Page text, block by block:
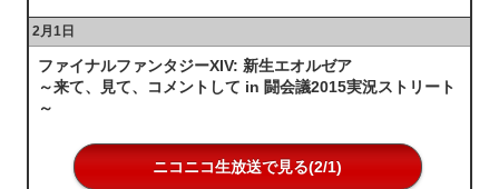
2月1日
ファイナルファンタジーXIV: 新生エオルゼア
～来て、見て、コメントして in 闘会議2015実況ストリート
～
ニコニコ生放送で見る(2/1)